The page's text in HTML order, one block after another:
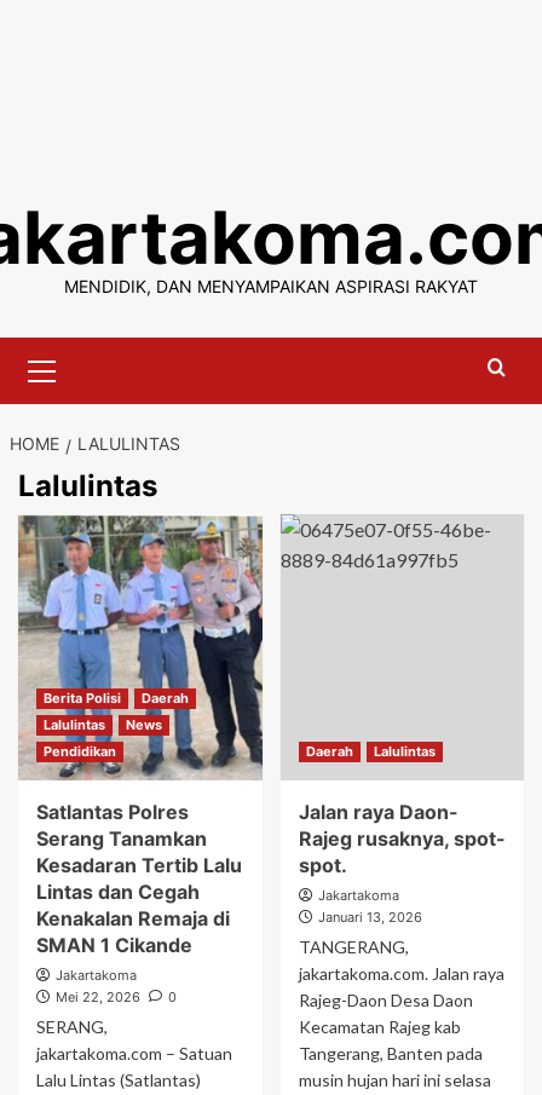
content
MENDIDIK, DAN MENYAMPAIKAN ASPIRASI RAKYAT
Menu
HOME LALULINTAS
Lalulintas
Berita Polisi
Daerah
Lalulintas
News
Pendidikan
Satlantas Polres
Serang Tanamkan
Kesadaran Tertib Lalu
Lintas dan Cegah
Kenakalan Remaja di
SMAN 1 Cikande
Jakartakoma
Mei 22, 2026
0
SERANG,
jakartakoma.com – Satuan
Lalu Lintas (Satlantas)
Daerah Lalulintas
Jalan raya Daon-
Rajeg rusaknya, spot-
spot.
Jakartakoma
Januari 13, 2026
TANGERANG,
jakartakoma.com. Jalan raya
Rajeg-Daon Desa Daon
Kecamatan Rajeg kab
Tangerang, Banten pada
musin hujan hari ini selasa